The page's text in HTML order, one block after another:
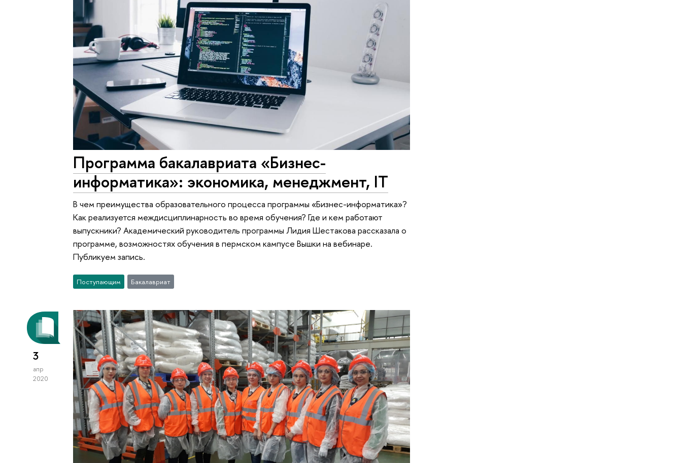
Программа бакалавриата «Бизнес-
информатика»: экономика, менеджмент, IT
В чем преимущества образовательного процесса программы «Бизнес-информатика»?
Как реализуется междисциплинарность во время обучения? Где и кем работают
выпускники? Академический руководитель программы Лидия Шестакова рассказала о
программе, возможностях обучения в пермском кампусе Вышки на вебинаре.
Публикуем запись.
Поступающим Бакалавриат
3
апр
2020